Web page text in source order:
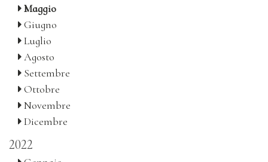
Maggio
Giugno
Luglio
Agosto
Settembre
Ottobre
Novembre
Dicembre
2022